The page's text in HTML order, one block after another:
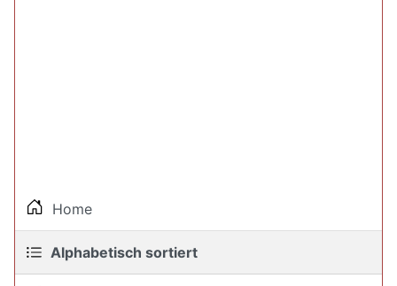
Home
Alphabetisch sortiert